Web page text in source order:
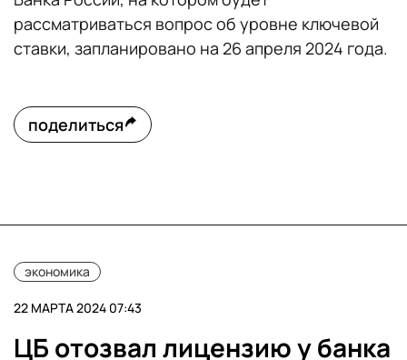
рассматриваться вопрос об уровне ключевой
ставки, запланировано на 26 апреля 2024 года.
поделиться
экономика
22 МАРТА 2024 07:43
ЦБ отозвал лицензию у банка